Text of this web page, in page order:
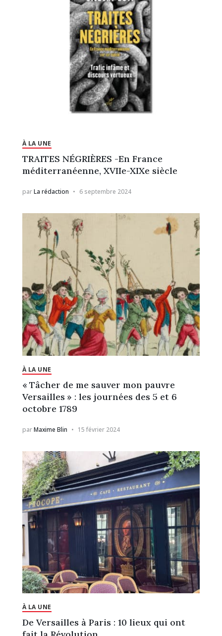
À LA UNE
TRAITES NÉGRIÈRES -En France
méditerranéenne, XVIIe-XIXe siècle
parLa rédaction 6 septembre 2024
À LA UNE
« Tâcher de me sauver mon pauvre
Versailles » : les journées des 5 et 6
octobre 1789
parMaxime Blin 15 février 2024
À LA UNE
De Versailles à Paris : 10 lieux qui ont